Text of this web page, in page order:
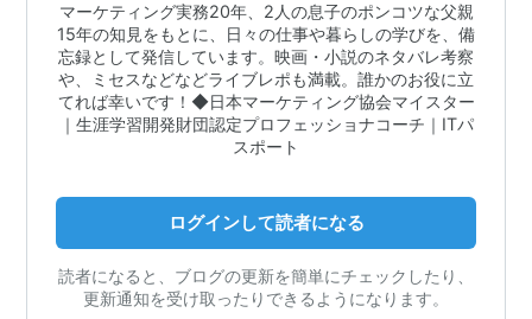
マーケティング実務20年、2人の息子のポンコツな父親
15年の知見をもとに、日々の仕事や暮らしの学びを、備
忘録として発信しています。映画・小説のネタバレ考察
や、ミセスなどなどライブレポも満載。誰かのお役に立
てれば幸いです！◆日本マーケティング協会マイスター
｜生涯学習開発財団認定プロフェッショナコーチ｜ITパ
スポート
ログインして読者になる
読者になると、ブログの更新を簡単にチェックしたり、
更新通知を受け取ったりできるようになります。